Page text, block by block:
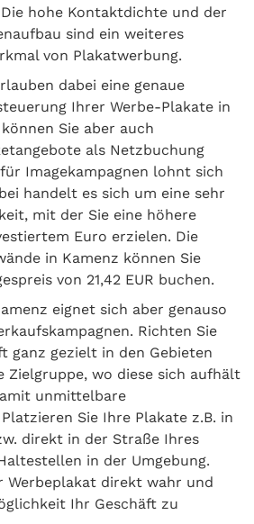
hohe Kontaktdichte und der
sind ein weiteres
von Plakatwerbung.
dabei eine genaue
Ihrer Werbe-Plakate in
Sie aber auch
als Netzbuchung
Imagekampagnen lohnt sich
handelt es sich um eine sehr
mit der Sie eine höhere
Euro erzielen. Die
in Kamenz können Sie
von 21,42 EUR buchen.
eignet sich aber genauso
Richten Sie
ganz gezielt in den Gebieten
Zielgruppe, wo diese sich aufhält
unmittelbare
Sie Ihre Plakate z.B. in
direkt in der Straße Ihres
in der Umgebung.
Werbeplakat direkt wahr und
Ihr Geschäft zu